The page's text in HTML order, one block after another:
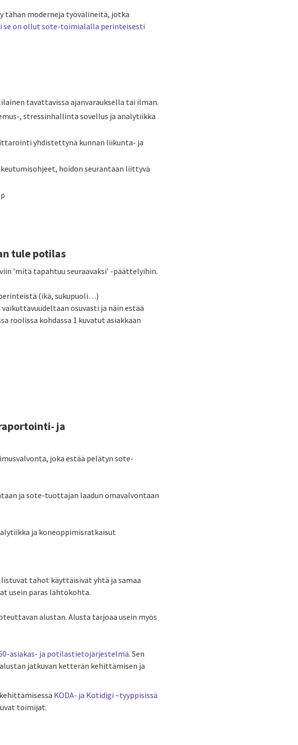
tähän moderneja työvälineitä, jotka
se on ollut sote-toimialalla perinteisesti
tavattavissa ajanvarauksella tai ilman.
, stressinhallinta sovellus ja analytiikka
yhdistettynä kunnan liikunta- ja
hoidon seurantaan liittyvä
tule potilas
’mitä tapahtuu seuraavaksi’ -päättelyihin.
(ikä, sukupuoli…)
osuvasti ja näin estää
roolissa kohdassa 1 kuvatut asiakkaan
ja
joka estää pelätyn sote-
ja sote-tuottajan laadun omavalvontaan
ja koneoppimisratkaisut
tahot käyttäisivät yhtä ja samaa
usein paras lähtökohta.
alustan. Alusta tarjoaa usein myös
asiakas- ja potilastietojärjestelmä. Sen
jatkuvan ketterän kehittämisen ja
KODA- ja Kotidigi –tyyppisissä
toimijat.